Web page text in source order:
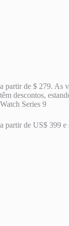
a partir de $ 279. As
têm descontos,
Watch Series 9
a partir de US$ 399